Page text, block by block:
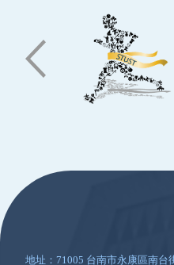
地址：71005 台南市永康區南台